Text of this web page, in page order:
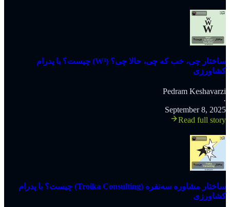
‫ساختار چی، خب که چی، حالا چی؟ (W³) چیست؟ با پدرام
کشاورزی
Pedram Keshavarzi
·
September 8, 2025
Read full story
‫ساختار مشاوره سه‌نفره (Troika Consulting) چیست؟ با پدرام
کشاورزی